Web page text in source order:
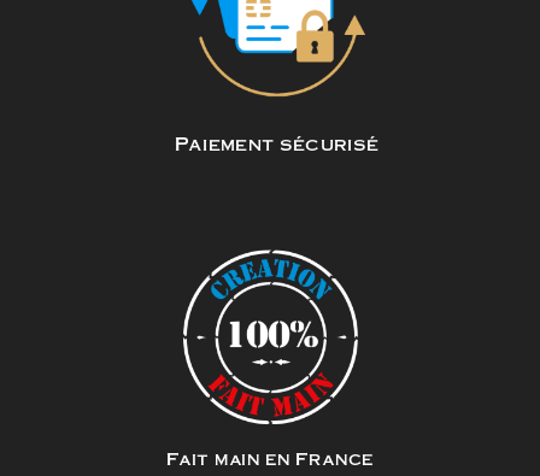
Paiement sécurisé
Fait main en France